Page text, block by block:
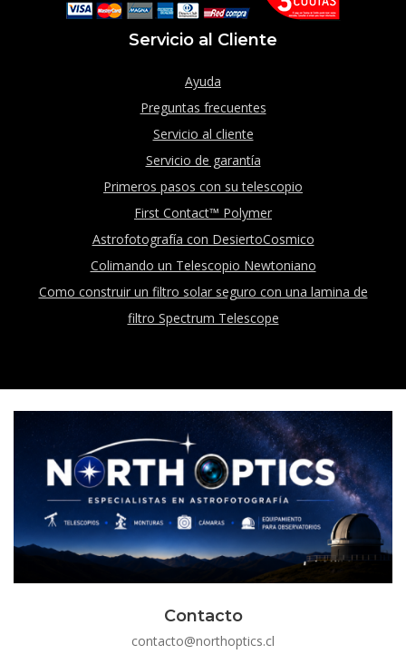
Servicio al Cliente
Ayuda
Preguntas frecuentes
Servicio al cliente
Servicio de garantía
Primeros pasos con su telescopio
First Contact™ Polymer
Astrofotografía con DesiertoCosmico
Colimando un Telescopio Newtoniano
Como construir un filtro solar seguro con una lamina de
filtro Spectrum Telescope
Contacto
contacto@northoptics.cl